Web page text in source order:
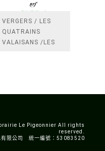
VERGERS / LES
QUATRAINS
VALAISANS /LES
Le Pigeonnier All rights
reserved.
有限公司 統一編號：53083520